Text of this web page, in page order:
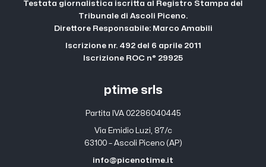
Testata giornalistica iscritta al Registro Stampa del
Tribunale di Ascoli Piceno.
Direttore Responsabile: Marco Amabili
Iscrizione nr. 492 del 6 aprile 2011
Iscrizione ROC n° 29925
ptime srls
Partita IVA 02286040445
Via Emidio Luzi, 87/c
63100 – Ascoli Piceno (AP)
info@picenotime.it